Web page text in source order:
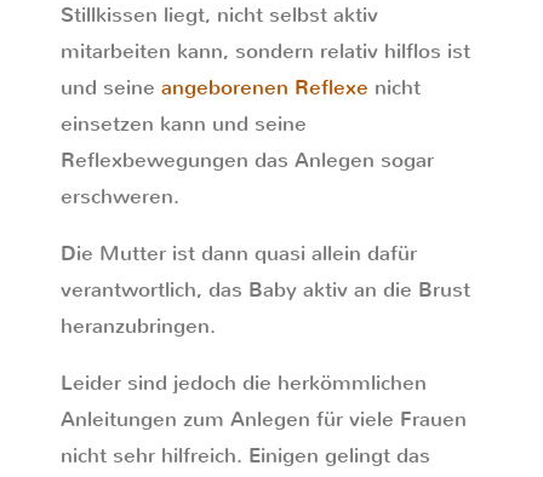
Stillkissen liegt, nicht selbst aktiv
mitarbeiten kann, sondern relativ hilflos ist
und seine angeborenen Reflexe nicht
einsetzen kann und seine
Reflexbewegungen das Anlegen sogar
erschweren.
Die Mutter ist dann quasi allein dafür
verantwortlich, das Baby aktiv an die Brust
heranzubringen.
Leider sind jedoch die herkömmlichen
Anleitungen zum Anlegen für viele Frauen
nicht sehr hilfreich. Einigen gelingt das